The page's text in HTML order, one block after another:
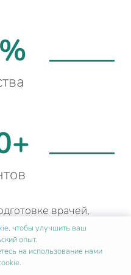
врачей,
медперсонала.
работы.
учебный планв
квалификацией.
, чтобы улучшить ваш
опыт.
на использование нами